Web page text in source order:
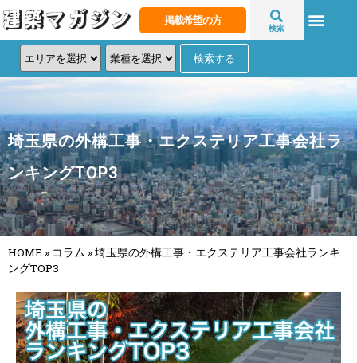
掲載希望の方
検索
埼玉県の外構工事・エクステリア工事会社ラ
ンキングTOP3
HOME » コラム »埼玉県の外構工事・エクステリア工事会社ランキ
ングTOP3